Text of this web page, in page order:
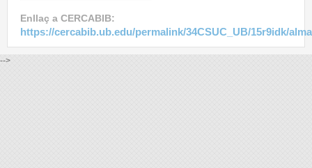
Enllaç a CERCABIB:
https://cercabib.ub.edu/permalink/34CSUC_UB/15r9idk/
-->